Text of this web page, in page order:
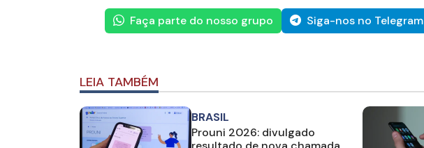
Faça parte do nosso grupo Siga-nos no Telegram
LEIA TAMBÉM
BRASIL
Prouni 2026: divulgado